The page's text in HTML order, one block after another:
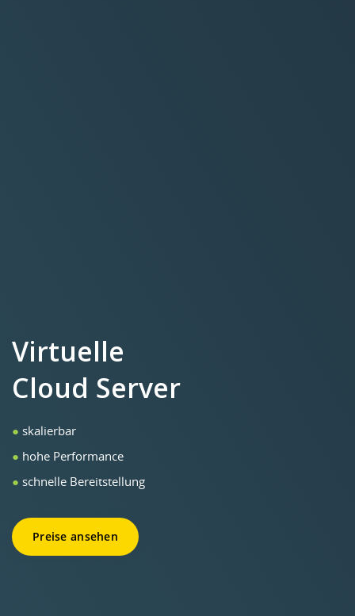
Virtuelle
Cloud Server
● skalierbar
● hohe Performance
● schnelle Bereitstellung
Preise ansehen